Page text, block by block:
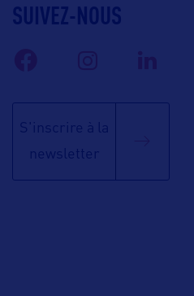
SUIVEZ-NOUS
S'inscrire à la
newsletter